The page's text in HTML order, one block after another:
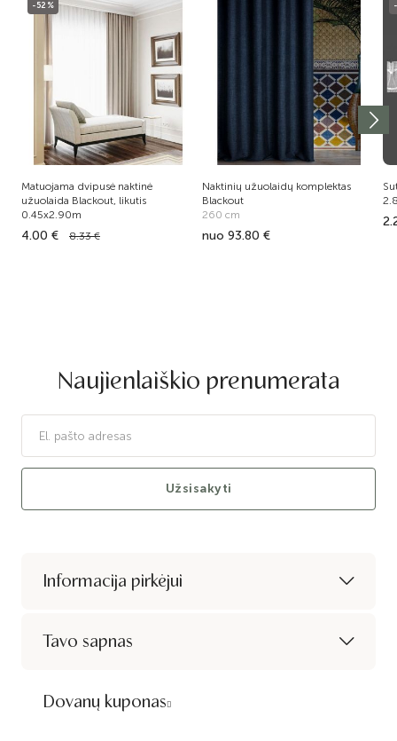
-52%
Matuojama dvipusė naktinė
užuolaida Blackout, likutis
0.45x2.90m
4.00 € 8.33 €
Naktinių užuolaidų komplektas
Blackout
260 cm
nuo 93.80 €
Naujienlaiškio prenumerata
Užsisakyti
Informacija pirkėjui
Tavo sapnas
Dovanų kuponas